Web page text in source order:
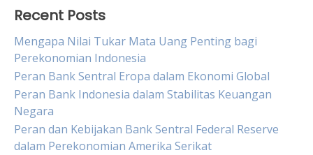
Recent Posts
Mengapa Nilai Tukar Mata Uang Penting bagi
Perekonomian Indonesia
Peran Bank Sentral Eropa dalam Ekonomi Global
Peran Bank Indonesia dalam Stabilitas Keuangan
Negara
Peran dan Kebijakan Bank Sentral Federal Reserve
dalam Perekonomian Amerika Serikat